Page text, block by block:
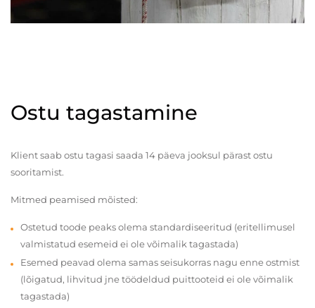
Ostu tagastamine
Klient saab ostu tagasi saada 14 päeva jooksul pärast ostu
sooritamist.
Mitmed peamised mõisted:
Ostetud toode peaks olema standardiseeritud (eritellimusel
valmistatud esemeid ei ole võimalik tagastada)
Esemed peavad olema samas seisukorras nagu enne ostmist
(lõigatud, lihvitud jne töödeldud puittooteid ei ole võimalik
tagastada)